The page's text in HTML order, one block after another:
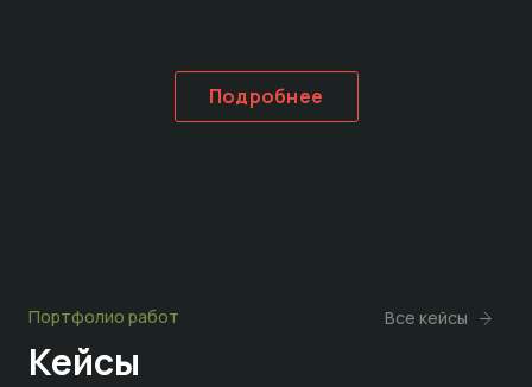
Подробнее
Портфолио работ
Кейсы
Все кейсы